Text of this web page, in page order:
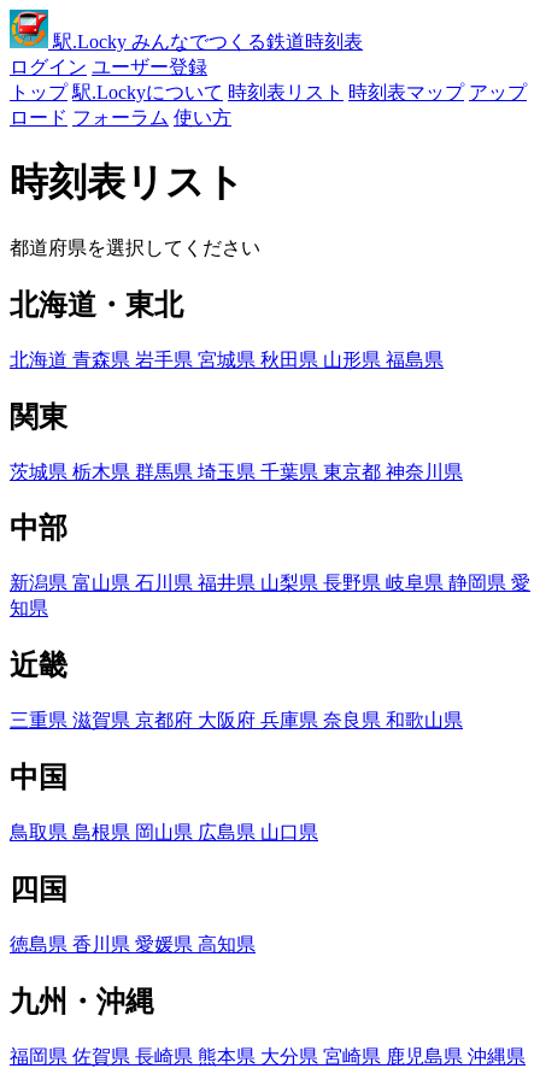
駅.Locky みんなでつくる鉄道時刻表
ログイン ユーザー登録
トップ 駅.Lockyについて 時刻表リスト 時刻表マップ アップ
ロード フォーラム 使い方
時刻表リスト
都道府県を選択してください
北海道・東北
北海道 青森県 岩手県 宮城県 秋田県 山形県 福島県
関東
茨城県 栃木県 群馬県 埼玉県 千葉県 東京都 神奈川県
中部
新潟県 富山県 石川県 福井県 山梨県 長野県 岐阜県 静岡県 愛
知県
近畿
三重県 滋賀県 京都府 大阪府 兵庫県 奈良県 和歌山県
中国
鳥取県 島根県 岡山県 広島県 山口県
四国
徳島県 香川県 愛媛県 高知県
九州・沖縄
福岡県 佐賀県 長崎県 熊本県 大分県 宮崎県 鹿児島県 沖縄県